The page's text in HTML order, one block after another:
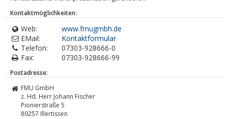
Kontaktmöglichkeiten:
Web:
www.fmugmbh.de
EMail:
Kontaktformular
Telefon:
07303-928666-0
Fax:
07303-928666-99
Postadresse:
FMU GmbH
z. Hd. Herr Johann Fischer
Pionierstraße 5
89257 Illertissen